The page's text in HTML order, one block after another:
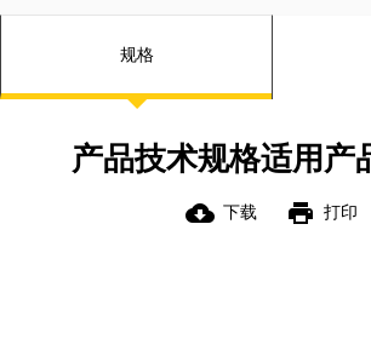
规格
产品技术规格适用产
cloud_download 下载 print 打印